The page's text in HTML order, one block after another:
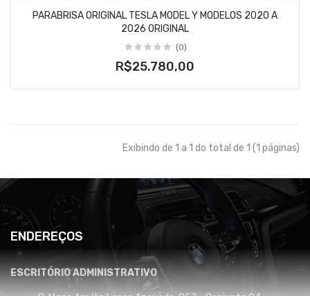
PARABRISA ORIGINAL TESLA MODEL Y MODELOS 2020 A
2026 ORIGINAL
(0)
R$25.780,00
Exibindo de 1 a 1 do total de 1 (1 páginas)
ENDEREÇOS
ESCRITÓRIO ADMINISTRATIVO